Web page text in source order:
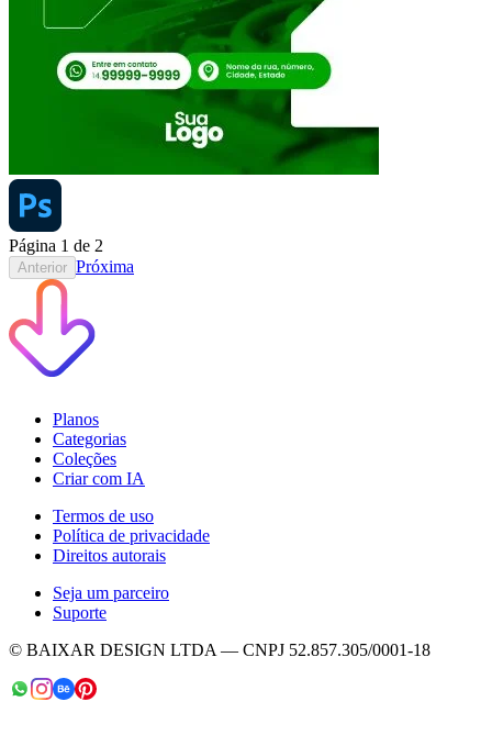
Página 1 de 2
Anterior Próxima
Planos
Categorias
Coleções
Criar com IA
Termos de uso
Política de privacidade
Direitos autorais
Seja um parceiro
Suporte
© BAIXAR DESIGN LTDA — CNPJ 52.857.305/0001-18